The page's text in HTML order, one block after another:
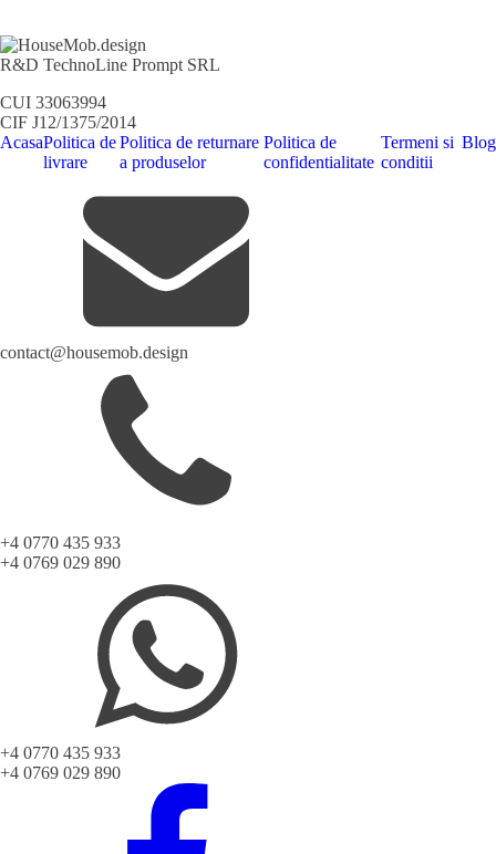
R&D TechnoLine Prompt SRL
CUI 33063994
CIF J12/1375/2014
AcasaPolitica de
livrare
Politica de returnare
a produselor
Politica de
confidentialitate
Termeni si
conditii
Blog
contact@housemob.design
+4 0770 435 933
+4 0769 029 890
+4 0770 435 933
+4 0769 029 890